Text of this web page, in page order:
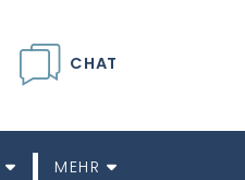
CHAT
MEHR